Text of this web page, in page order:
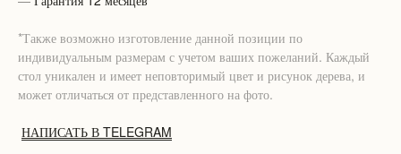
*Также возможно изготовление данной позиции по
индивидуальным размерам с учетом ваших пожеланий. Каждый
стол уникален и имеет неповторимый цвет и рисунок дерева, и
может отличаться от представленного на фото.
НАПИСАТЬ В TELEGRAM